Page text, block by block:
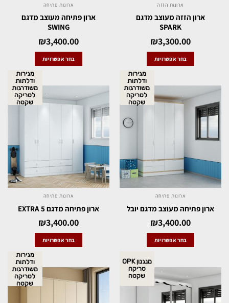
ארונות הזזה
ארון הזזה מעוצב מדגם
SPARK
₪3,300.00
בחר אפשרויות
ארונות פתיחה
ארון פתיחה מעוצב מדגם
SWING
₪3,400.00
בחר אפשרויות
מגירות
ודלתות
משודרגות
לטריקה
שקטה
ארונות פתיחה
ארון פתיחה מעוצב מדגם יובל
₪3,400.00
בחר אפשרויות
מגירות
ודלתות
משודרגות
לטריקה
שקטה
ארונות פתיחה
ארון פתיחה מדגם EXTRA 5
₪3,400.00
בחר אפשרויות
מנגנון OPK
טריקה
שקטה
מגירות
ודלתות
משודרגות
לטריקה
שקטה